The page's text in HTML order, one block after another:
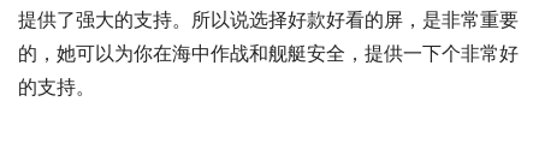
提供了强大的支持。所以说选择好款好看的屏，是非常重要
的，她可以为你在海中作战和舰艇安全，提供一下个非常好
的支持。